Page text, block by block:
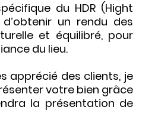
du HDR (Hight
un rendu des
et équilibré, pour
du lieu.
apprécié des clients, je
votre bien grâce
la présentation de